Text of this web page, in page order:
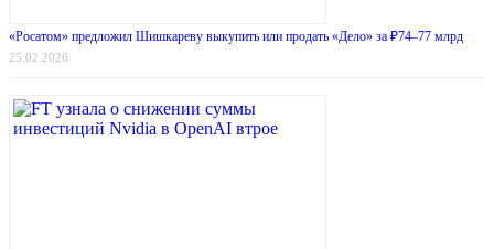
«Росатом» предложил Шишкареву выкупить или продать «Дело» за ₽74–77 млрд
25.02.2026